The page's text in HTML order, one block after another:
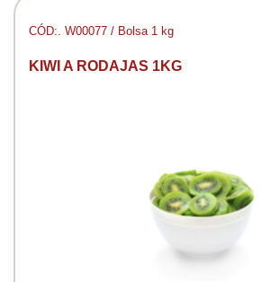
CÓD:. W00077 / Bolsa 1 kg
KIWI A RODAJAS 1KG